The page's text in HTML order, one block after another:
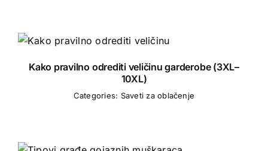
Kako pravilno odrediti veličinu garderobe (3XL–
10XL)
Categories: Saveti za oblačenje